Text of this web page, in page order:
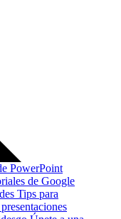
PowerPoint
de Google
Tips para